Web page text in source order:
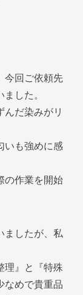
今回ご依頼先
した。
んだ染みがリ
いも強めに感
の作業を開始
ましたが、私
理』と『特殊
なめで貴重品